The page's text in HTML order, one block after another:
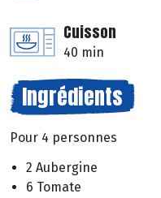
Cuisson
40 min
Ingrédients
Pour 4 personnes
2 Aubergine
6 Tomate